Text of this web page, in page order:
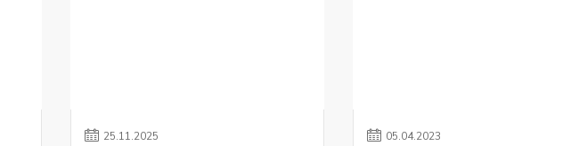
25.11.2025 05.04.2023